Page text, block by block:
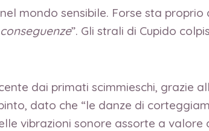
mondo sensibile. Forse sta
”. Gli strali di Cupido
dai primati scimmieschi, grazie
dato che “le danze di
vibrazioni sonore assorte a valore